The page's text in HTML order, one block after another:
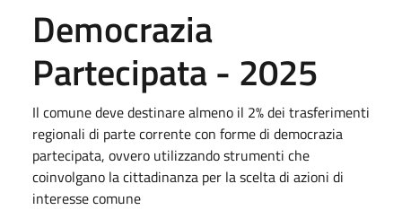
Democrazia
Partecipata - 2025
Il comune deve destinare almeno il 2% dei trasferimenti
regionali di parte corrente con forme di democrazia
partecipata, ovvero utilizzando strumenti che
coinvolgano la cittadinanza per la scelta di azioni di
interesse comune